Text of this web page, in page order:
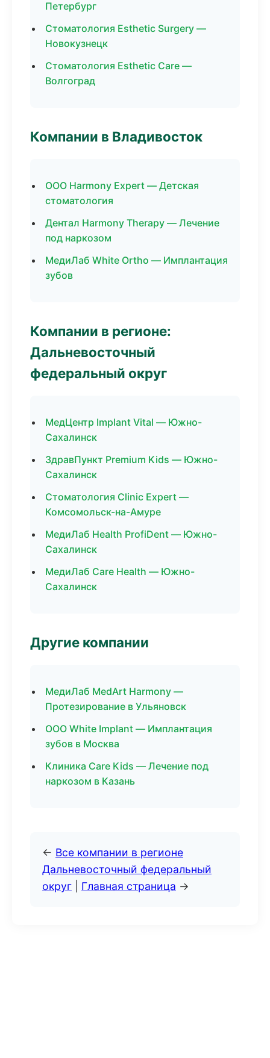
Петербург
Стоматология Esthetic Surgery —
Новокузнецк
Стоматология Esthetic Care —
Волгоград
Компании в Владивосток
ООО Harmony Expert — Детская
стоматология
Дентал Harmony Therapy — Лечение
под наркозом
МедиЛаб White Ortho — Имплантация
зубов
Компании в регионе:
Дальневосточный
федеральный округ
МедЦентр Implant Vital — Южно-
Сахалинск
ЗдравПункт Premium Kids — Южно-
Сахалинск
Стоматология Clinic Expert —
Комсомольск-на-Амуре
МедиЛаб Health ProfiDent — Южно-
Сахалинск
МедиЛаб Care Health — Южно-
Сахалинск
Другие компании
МедиЛаб MedArt Harmony —
Протезирование в Ульяновск
ООО White Implant — Имплантация
зубов в Москва
Клиника Care Kids — Лечение под
наркозом в Казань
← Все компании в регионе
Дальневосточный федеральный
округ
Главная страница →